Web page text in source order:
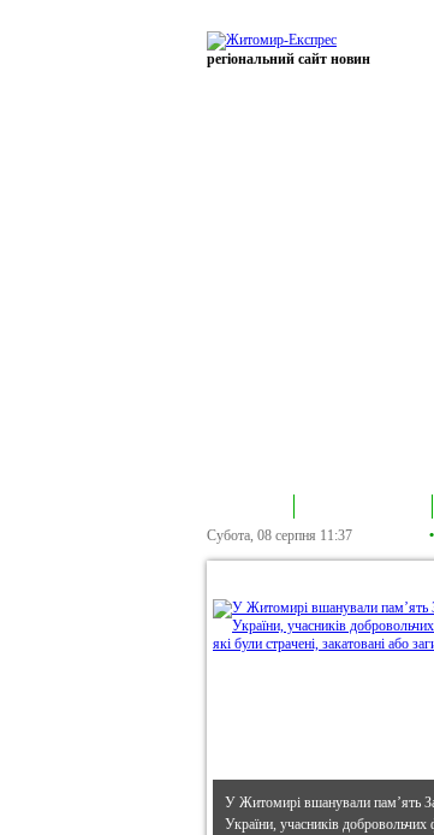
регіональний сайт новин
Субота, 08 серпня 11:37 •
У Житомирі вшанували пам’ять
України, учасників добровольчих